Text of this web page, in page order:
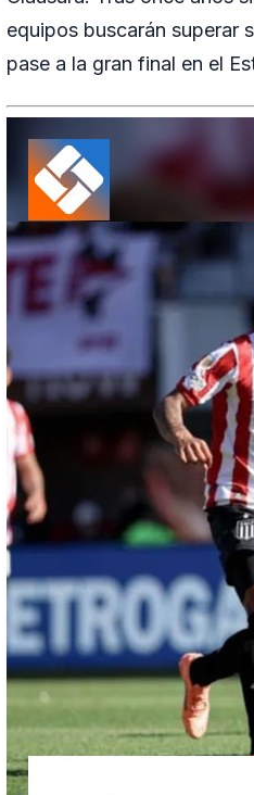
equipos buscarán superar
pase a la gran final en el